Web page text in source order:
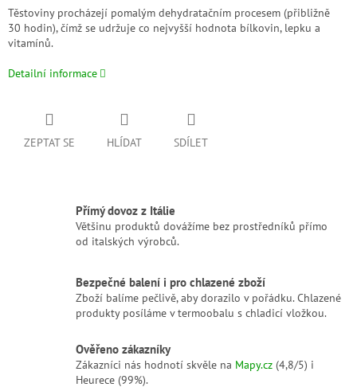
Těstoviny procházejí pomalým dehydratačním procesem (přibližně
30 hodin), čímž se udržuje co nejvyšší hodnota bílkovin, lepku a
vitamínů.
Detailní informace
ZEPTAT SE HLÍDAT SDÍLET
Přímý dovoz z Itálie
Většinu produktů dovážíme bez prostředníků přímo
od italských výrobců.
Bezpečné balení i pro chlazené zboží
Zboží balíme pečlivě, aby dorazilo v pořádku. Chlazené
produkty posíláme v termoobalu s chladicí vložkou.
Ověřeno zákazníky
Zákazníci nás hodnotí skvěle na Mapy.cz (4,8/5) i
Heurece (99%).